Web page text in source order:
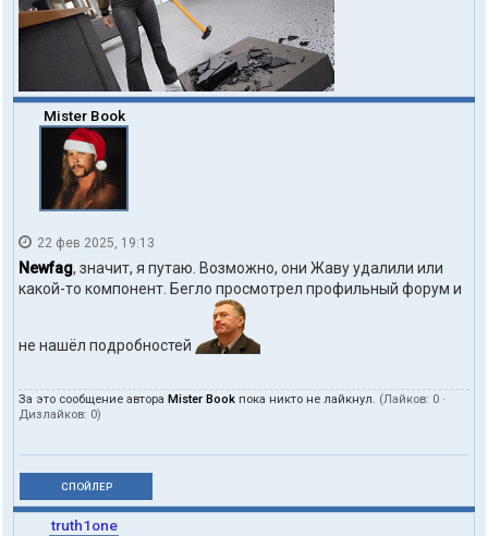
Mister Book
22 фев 2025, 19:13
Newfag, значит, я путаю. Возможно, они Жаву удалили или
какой-то компонент. Бегло просмотрел профильный форум и
не нашёл подробностей
За это сообщение автора Mister Book пока никто не лайкнул. (Лайков: 0 ·
Дизлайков: 0)
СПОЙЛЕР
truth1one